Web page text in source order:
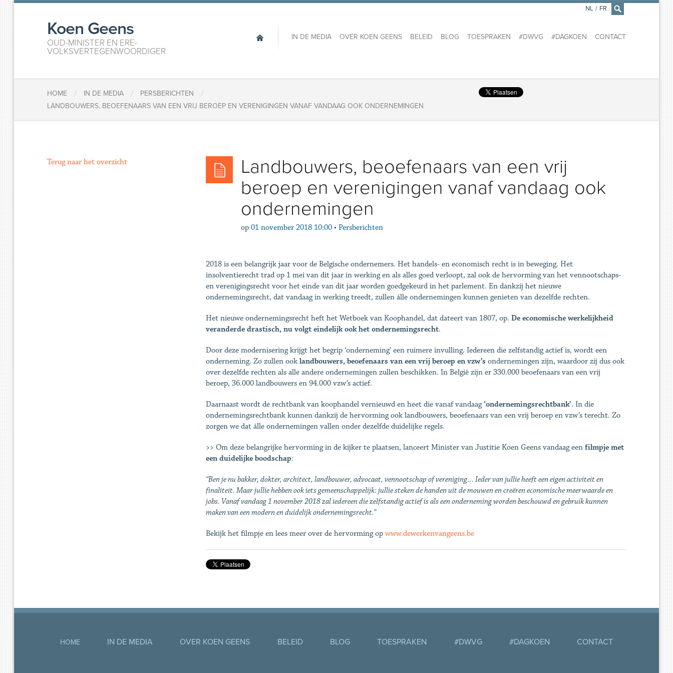
×
Koen Geens
OUD-MINISTER EN ERE-
VOLKSVERTEGENWOORDIGER
IN DE MEDIA OVER KOEN GEENS BELEID BLOG TOESPRAKEN #DWVG #DAGKOEN CONTACT
NL / FR
HOME / IN DE MEDIA / PERSBERICHTEN /
LANDBOUWERS, BEOEFENAARS VAN EEN VRIJ BEROEP EN VERENIGINGEN VANAF VANDAAG OOK ONDERNEMINGEN
Landbouwers, beoefenaars van een vrij
beroep en verenigingen vanaf vandaag ook
ondernemingen
op 01 november 2018 10:00 • Persberichten
2018 is een belangrijk jaar voor de Belgische ondernemers. Het handels- en economisch recht is in beweging. Het
insolventierecht trad op 1 mei van dit jaar in werking en als alles goed verloopt, zal ook de hervorming van het vennootschaps-
en verenigingsrecht voor het einde van dit jaar worden goedgekeurd in het parlement. En dankzij het nieuwe
ondernemingsrecht, dat vandaag in werking treedt, zullen álle ondernemingen kunnen genieten van dezelfde rechten.
Het nieuwe ondernemingsrecht heft het Wetboek van Koophandel, dat dateert van 1807, op. De economische werkelijkheid
veranderde drastisch, nu volgt eindelijk ook het ondernemingsrecht.
Door deze modernisering krijgt het begrip ‘onderneming’ een ruimere invulling. Iedereen die zelfstandig actief is, wordt een
onderneming. Zo zullen ook landbouwers, beoefenaars van een vrij beroep en vzw’s ondernemingen zijn, waardoor zij dus ook
over dezelfde rechten als alle andere ondernemingen zullen beschikken. In België zijn er 330.000 beoefenaars van een vrij
beroep, 36.000 landbouwers en 94.000 vzw’s actief.
Daarnaast wordt de rechtbank van koophandel vernieuwd en heet die vanaf vandaag‘ondernemingsrechtbank’. In die
ondernemingsrechtbank kunnen dankzij de hervorming ook landbouwers, beoefenaars van een vrij beroep en vzw’s terecht. Zo
zorgen we dat álle ondernemingen vallen onder dezelfde duidelijke regels.
>> Om deze belangrijke hervorming in de kijker te plaatsen, lanceert Minister van Justitie Koen Geens vandaag een filmpje met
een duidelijke boodschap:
“Ben je nu bakker, dokter, architect, landbouwer, advocaat, vennootschap of vereniging… Ieder van jullie heeft een eigen activiteit en
finaliteit. Maar jullie hebben ook iets gemeenschappelijk: jullie steken de handen uit de mouwen en creëren economische meerwaarde en
jobs. Vanaf vandaag 1 november 2018 zal iedereen die zelfstandig actief is als een onderneming worden beschouwd en gebruik kunnen
maken van een modern en duidelijk ondernemingsrecht.”
Bekijk het filmpje en lees meer over de hervorming op www.dewerkenvangeens.be
Terug naar het overzicht
HOME IN DE MEDIA OVER KOEN GEENS BELEID BLOG TOESPRAKEN #DWVG #DAGKOEN CONTACT